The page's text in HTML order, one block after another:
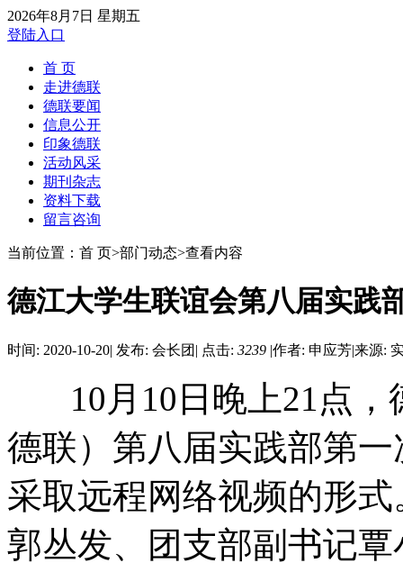
2026年8月7日 星期五
登陆入口
首 页
走进德联
德联要闻
信息公开
印象德联
活动风采
期刊杂志
资料下载
留言咨询
当前位置：首 页>部门动态>查看内容
德江大学生联谊会第八届实践
时间: 2020-10-20| 发布: 会长团 | 点击: 3239 |作者: 申应芳|来源:
10月10日晚上21点，
德联）第八届实践部第
采取远程网络视频的形
郭丛发、团支部副书记